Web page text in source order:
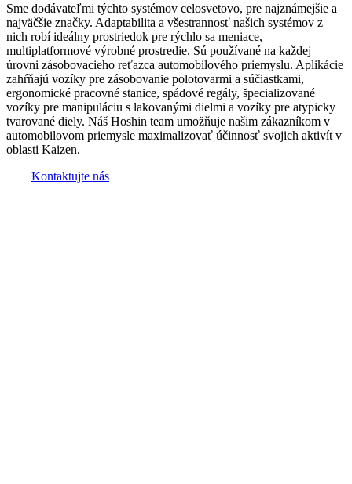
Sme dodávateľmi týchto systémov celosvetovo, pre najznámejšie a
najväčšie značky. Adaptabilita a všestrannosť našich systémov z
nich robí ideálny prostriedok pre rýchlo sa meniace,
multiplatformové výrobné prostredie. Sú používané na každej
úrovni zásobovacieho reťazca automobilového priemyslu. Aplikácie
zahŕňajú vozíky pre zásobovanie polotovarmi a súčiastkami,
ergonomické pracovné stanice, spádové regály, špecializované
vozíky pre manipuláciu s lakovanými dielmi a vozíky pre atypicky
tvarované diely. Náš Hoshin team umožňuje našim zákazníkom v
automobilovom priemysle maximalizovať účinnosť svojich aktivít v
oblasti Kaizen.
Kontaktujte nás